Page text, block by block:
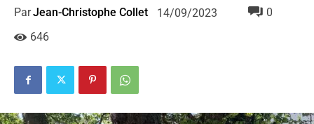
ParJean-Christophe Collet 14/09/2023
0
646